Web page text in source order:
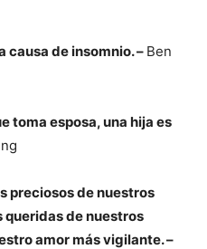
causa de insomnio. – Ben
toma esposa, una hija es
preciosos de nuestros
queridas de nuestros
amor más vigilante. –